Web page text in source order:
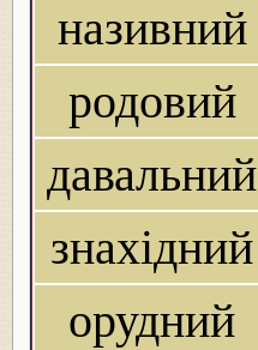
називний
родовий
давальний
знахідний
орудний